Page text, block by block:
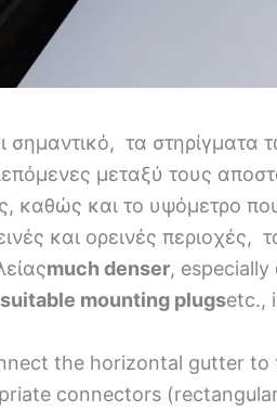
σημαντικό, τα στηρίγματα
μεταξύ τους
καθώς και το υψόμετρο που
και ορεινές περιοχές,
much denser,
suitable mounting plugsetc.,
the horizontal gutter
connectors